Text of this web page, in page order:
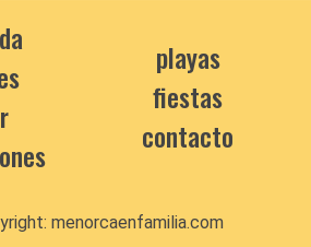
playas
fiestas
contacto
menorcaenfamilia.com